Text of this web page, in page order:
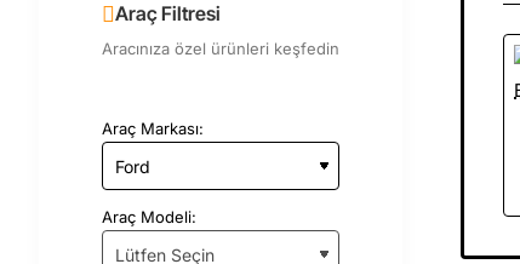
Araç Filtresi
Aracınıza özel ürünleri keşfedin
Araç Markası:
Araç Modeli: